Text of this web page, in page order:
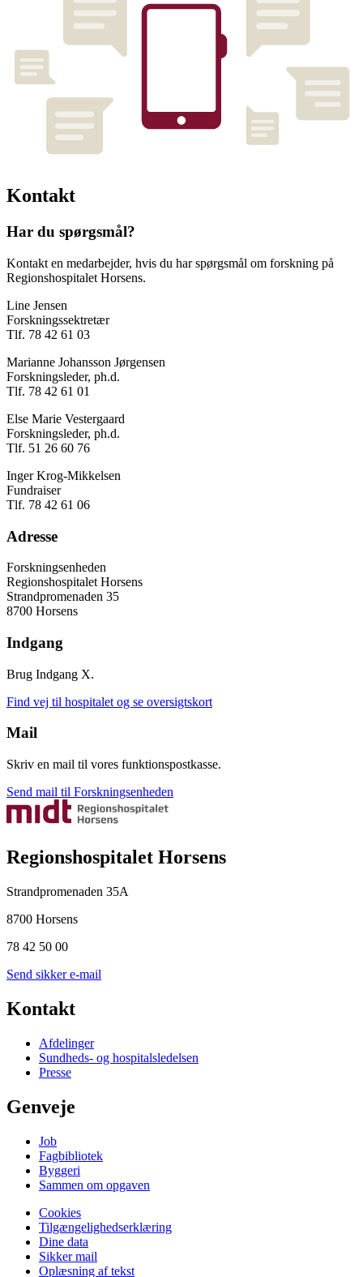
Kontakt
Har du spørgsmål?
Kontakt en medarbejder, hvis du har spørgsmål om forskning på
Regionshospitalet Horsens.
Line Jensen
Forskningssektretær
Tlf. 78 42 61 03
Marianne Johansson Jørgensen
Forskningsleder, ph.d.
Tlf. 78 42 61 01
Else Marie Vestergaard
Forskningsleder, ph.d.
Tlf. 51 26 60 76
Inger Krog-Mikkelsen
Fundraiser
Tlf. 78 42 61 06
Adresse
Forskningsenheden
Regionshospitalet Horsens
Strandpromenaden 35
8700 Horsens
Indgang
Brug Indgang X.
Find vej til hospitalet og se oversigtskort
Mail
Skriv en mail til vores funktionspostkasse.
Send mail til Forskningsenheden
Regionshospitalet Horsens
Strandpromenaden 35A
8700 Horsens
78 42 50 00
Send sikker e-mail
Kontakt
Afdelinger
Sundheds- og hospitalsledelsen
Presse
Genveje
Job
Fagbibliotek
Byggeri
Sammen om opgaven
Cookies
Tilgængelighedserklæring
Dine data
Sikker mail
Oplæsning af tekst